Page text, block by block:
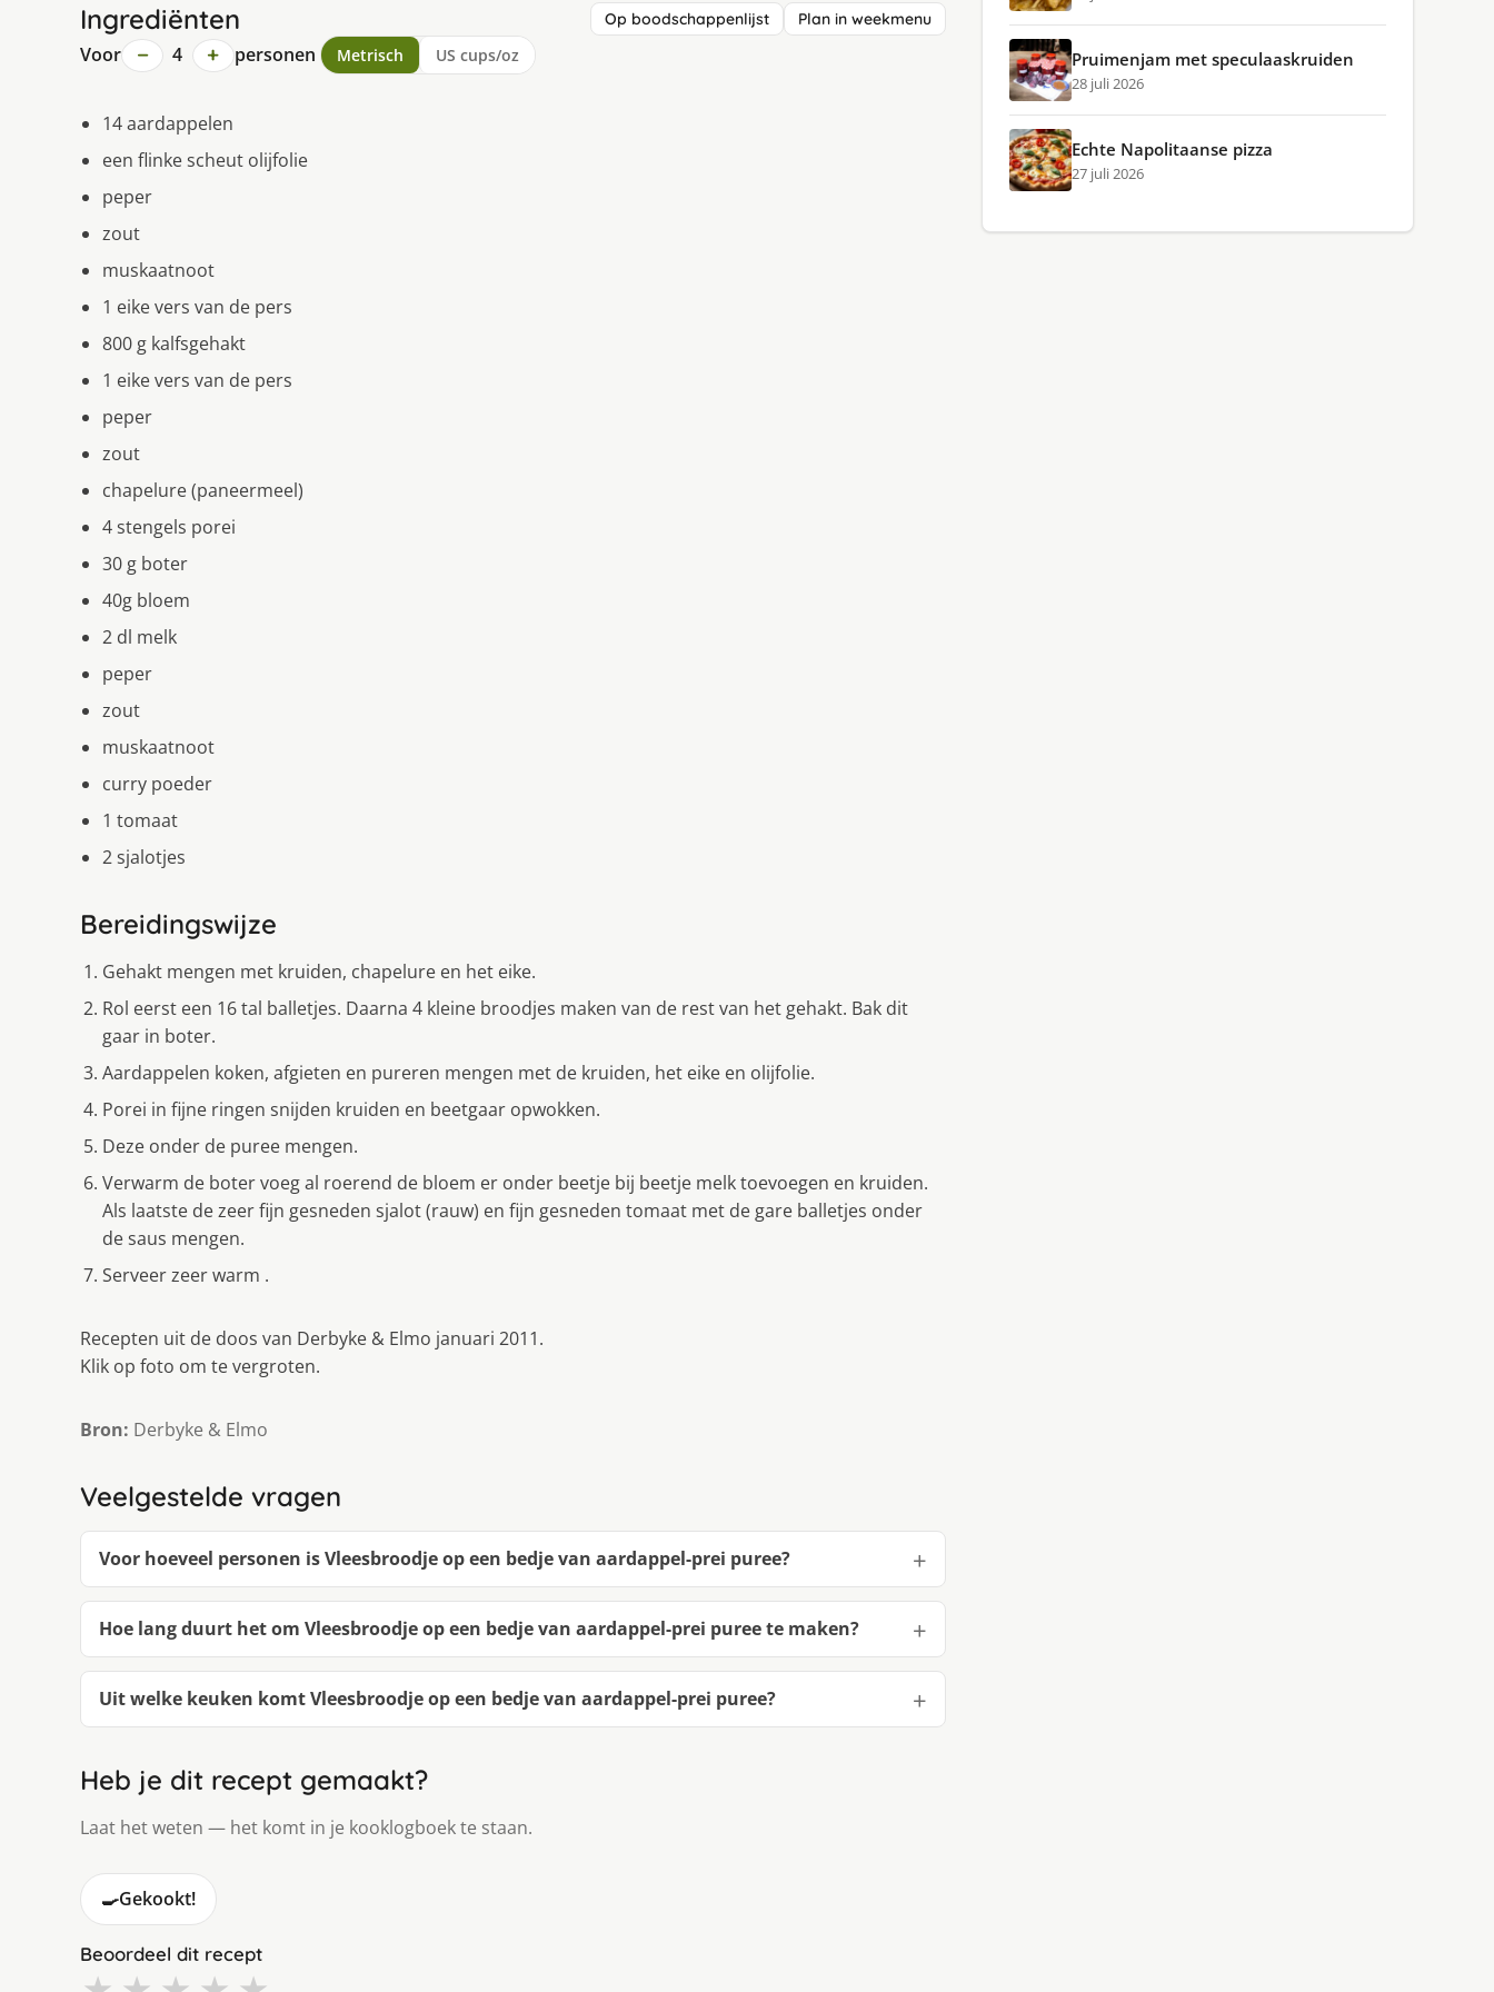
Ingrediënten Op boodschappenlijst Plan in weekmenu
Voor − 4 + personen Metrisch US cups/oz
14 aardappelen
een flinke scheut olijfolie
peper
zout
muskaatnoot
1 eike vers van de pers
800 g kalfsgehakt
1 eike vers van de pers
peper
zout
chapelure (paneermeel)
4 stengels porei
30 g boter
40g bloem
2 dl melk
peper
zout
muskaatnoot
curry poeder
1 tomaat
2 sjalotjes
Bereidingswijze
Gehakt mengen met kruiden, chapelure en het eike.
Rol eerst een 16 tal balletjes. Daarna 4 kleine broodjes maken van de rest van het gehakt. Bak dit
gaar in boter.
Aardappelen koken, afgieten en pureren mengen met de kruiden, het eike en olijfolie.
Porei in fijne ringen snijden kruiden en beetgaar opwokken.
Deze onder de puree mengen.
Verwarm de boter voeg al roerend de bloem er onder beetje bij beetje melk toevoegen en kruiden.
Als laatste de zeer fijn gesneden sjalot (rauw) en fijn gesneden tomaat met de gare balletjes onder
de saus mengen.
Serveer zeer warm .
Recepten uit de doos van Derbyke & Elmo januari 2011.
Klik op foto om te vergroten.
Bron: Derbyke & Elmo
Veelgestelde vragen
Voor hoeveel personen is Vleesbroodje op een bedje van aardappel-prei puree?
Hoe lang duurt het om Vleesbroodje op een bedje van aardappel-prei puree te maken?
Uit welke keuken komt Vleesbroodje op een bedje van aardappel-prei puree?
Heb je dit recept gemaakt?
Laat het weten — het komt in je kooklogboek te staan.
🍳Gekookt!
Beoordeel dit recept
Pruimenjam met speculaaskruiden
28 juli 2026
Echte Napolitaanse pizza
27 juli 2026